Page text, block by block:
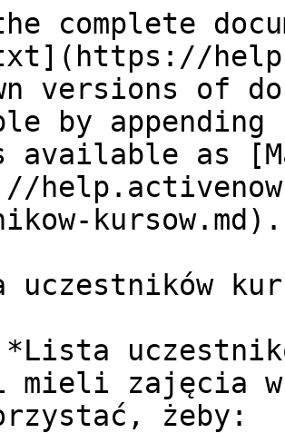
complete
versions of
by
available as
kursow.md).
*Lista
zajęcia w
żeby: